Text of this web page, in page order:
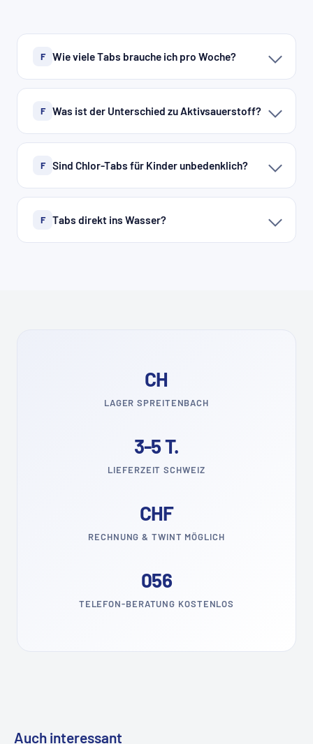
F Wie viele Tabs brauche ich pro Woche?
F Was ist der Unterschied zu Aktivsauerstoff?
F Sind Chlor-Tabs für Kinder unbedenklich?
F Tabs direkt ins Wasser?
CH
LAGER SPREITENBACH
3-5 T.
LIEFERZEIT SCHWEIZ
CHF
RECHNUNG & TWINT MÖGLICH
056
TELEFON-BERATUNG KOSTENLOS
Auch interessant